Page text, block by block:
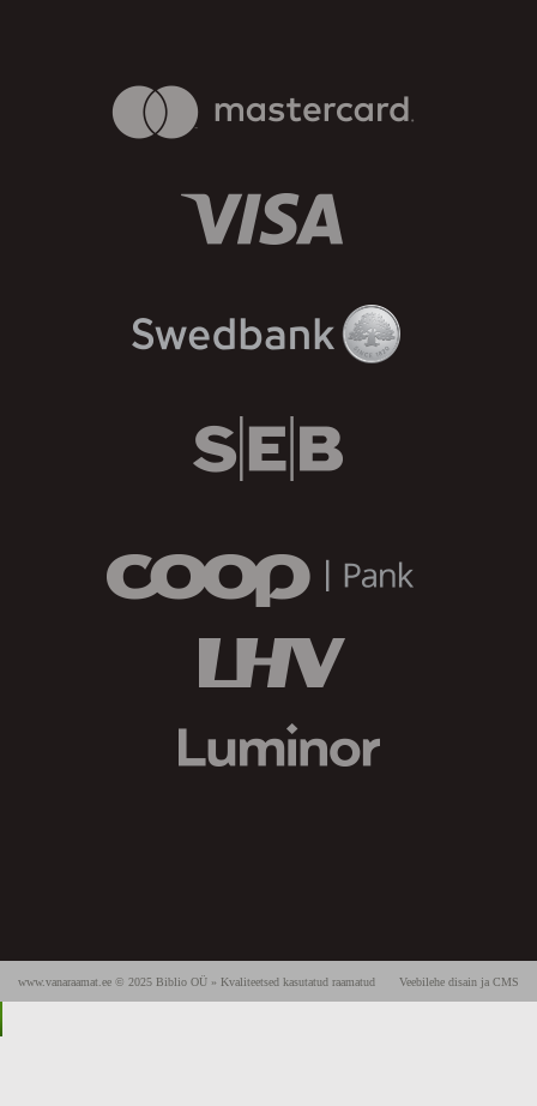
Veebilehe disain ja CMS
www.vanaraamat.ee © 2025 Biblio OÜ » Kvaliteetsed kasutatud raamatud